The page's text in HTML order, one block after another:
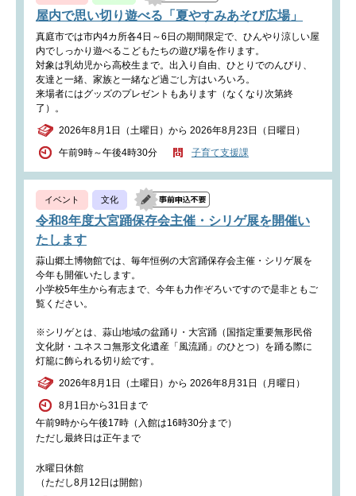
屋内で思い切り遊べる「夏やすみあそび広場」
真庭市では市内4カ所各4日～6日の期間限定で、ひんやり涼しい屋
内でしっかり遊べるこどもたちの遊び場を作ります。
対象は乳幼児から高校生まで。出入り自由、ひとりでのんびり、
友達と一緒、家族と一緒など過ごし方はいろいろ。
​来場者にはグッズのプレゼントもあります（なくなり次第終
了）。
2026年8月1日（土曜日）から 2026年8月23日（日曜日）
午前9時～午後4時30分
子育て支援課
イベント 文化
令和8年度大宮踊保存会主催・シリゲ展を開催い
たします
蒜山郷土博物館では、毎年恒例の大宮踊保存会主催・シリゲ展を
今年も開催いたします。
小学校5年生から有志まで、今年も力作ぞろいですので是非ともご
覧ください。
※シリゲとは、蒜山地域の盆踊り・⼤宮踊（国指定重要無形民俗
文化財・ユネスコ無形文化遺産「風流踊」のひとつ）を踊る際に
灯籠に飾られる切り絵です。
2026年8月1日（土曜日）から 2026年8月31日（月曜日）
8月1日から31日まで
午前9時から午後17時（入館は16時30分まで）
ただし最終日は正午まで
水曜日休館
（ただし8月12日は開館）